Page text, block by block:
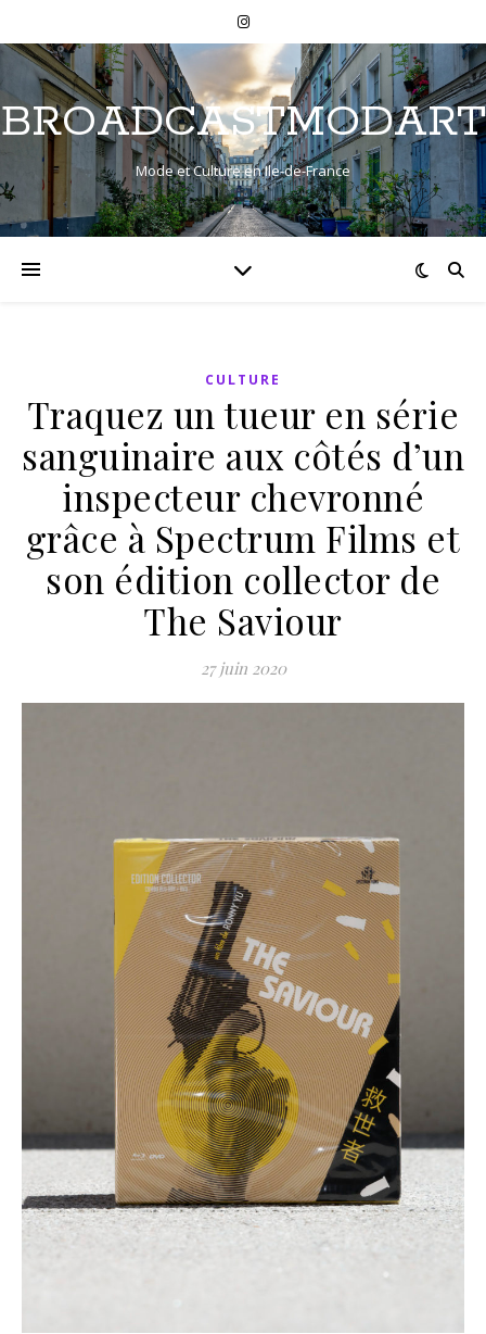
BROADCASTMODART
Mode et Culture en Ile-de-France
CULTURE
Traquez un tueur en série
sanguinaire aux côtés d’un
inspecteur chevronné
grâce à Spectrum Films et
son édition collector de
The Saviour
27 juin 2020